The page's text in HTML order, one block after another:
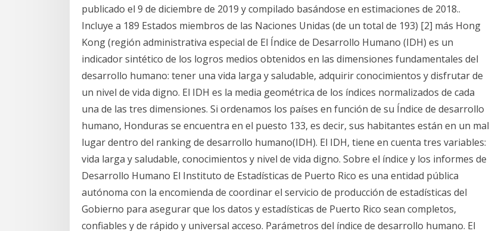
publicado el 9 de diciembre de 2019 y compilado basándose en estimaciones de 2018..
Incluye a 189 Estados miembros de las Naciones Unidas (de un total de 193) [2] más Hong
Kong (región administrativa especial de El Índice de Desarrollo Humano (IDH) es un
indicador sintético de los logros medios obtenidos en las dimensiones fundamentales del
desarrollo humano: tener una vida larga y saludable, adquirir conocimientos y disfrutar de
un nivel de vida digno. El IDH es la media geométrica de los índices normalizados de cada
una de las tres dimensiones. Si ordenamos los países en función de su Índice de desarrollo
humano, Honduras se encuentra en el puesto 133, es decir, sus habitantes están en un mal
lugar dentro del ranking de desarrollo humano(IDH). El IDH, tiene en cuenta tres variables:
vida larga y saludable, conocimientos y nivel de vida digno. Sobre el índice y los informes de
Desarrollo Humano El Instituto de Estadísticas de Puerto Rico es una entidad pública
autónoma con la encomienda de coordinar el servicio de producción de estadísticas del
Gobierno para asegurar que los datos y estadísticas de Puerto Rico sean completos,
confiables y de rápido y universal acceso. Parámetros del índice de desarrollo humano. El